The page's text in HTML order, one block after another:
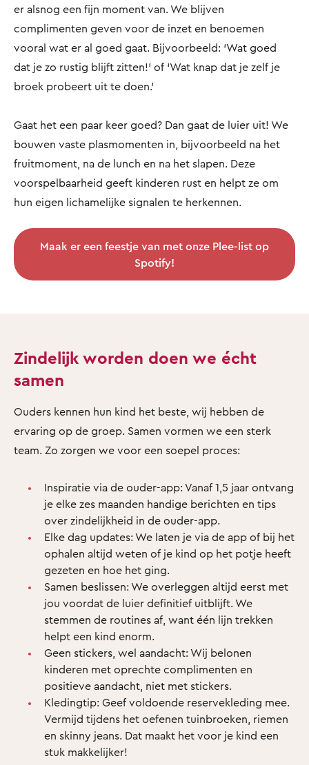
er alsnog een fijn moment van. We blijven
complimenten geven voor de inzet en benoemen
vooral wat er al goed gaat. Bijvoorbeeld: ‘Wat goed
dat je zo rustig blijft zitten!’ of ‘Wat knap dat je zelf je
broek probeert uit te doen.’
Gaat het een paar keer goed? Dan gaat de luier uit! We
bouwen vaste plasmomenten in, bijvoorbeeld na het
fruitmoment, na de lunch en na het slapen. Deze
voorspelbaarheid geeft kinderen rust en helpt ze om
hun eigen lichamelijke signalen te herkennen.
Maak er een feestje van met onze Plee-list op
Spotify!
Zindelijk worden doen we écht
samen
Ouders kennen hun kind het beste, wij hebben de
ervaring op de groep. Samen vormen we een sterk
team. Zo zorgen we voor een soepel proces:
Inspiratie via de ouder-app: Vanaf 1,5 jaar ontvang
je elke zes maanden handige berichten en tips
over zindelijkheid in de ouder-app.
Elke dag updates: We laten je via de app of bij het
ophalen altijd weten of je kind op het potje heeft
gezeten en hoe het ging.
Samen beslissen: We overleggen altijd eerst met
jou voordat de luier definitief uitblijft. We
stemmen de routines af, want één lijn trekken
helpt een kind enorm.
Geen stickers, wel aandacht: Wij belonen
kinderen met oprechte complimenten en
positieve aandacht, niet met stickers.
Kledingtip: Geef voldoende reservekleding mee.
Vermijd tijdens het oefenen tuinbroeken, riemen
en skinny jeans. Dat maakt het voor je kind een
stuk makkelijker!